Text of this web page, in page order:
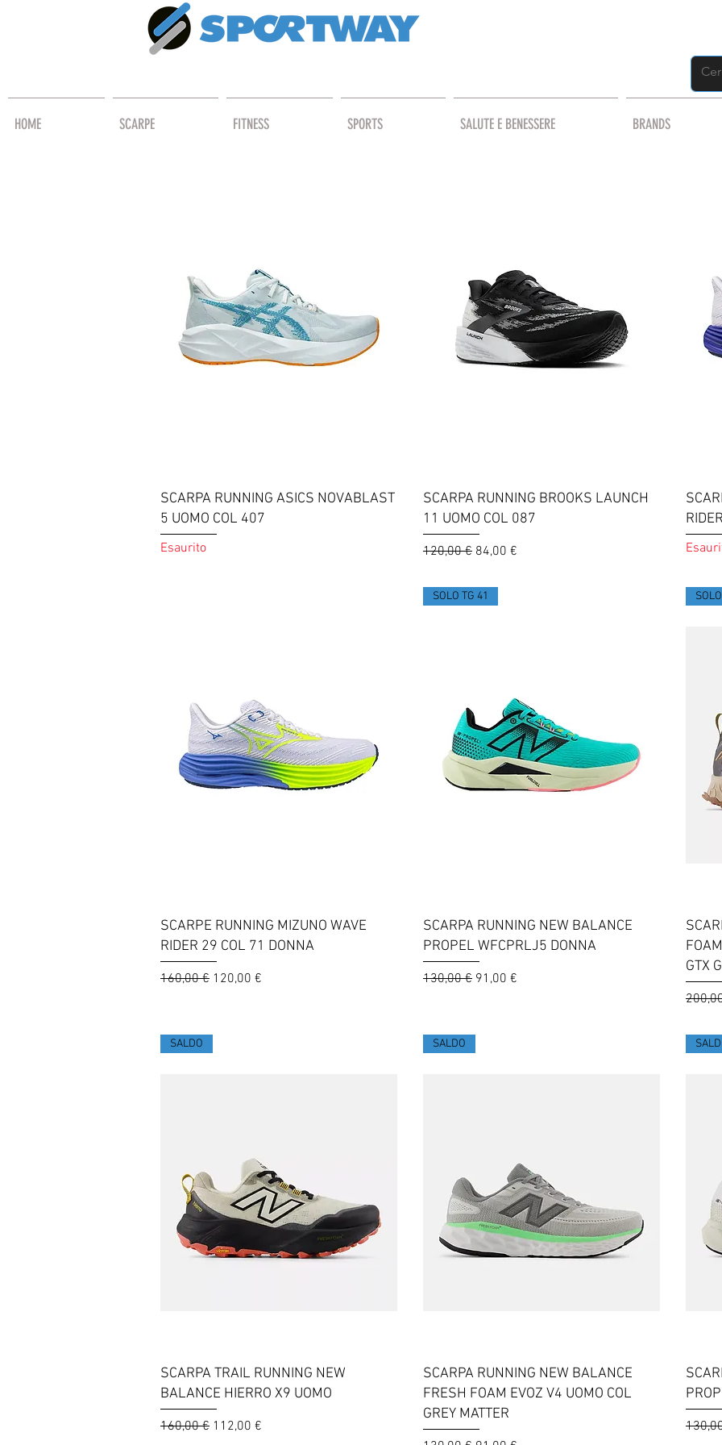
HOME SCARPE FITNESS SPORTS SALUTE E BENESSERE BRANDS
Vista rapida
SCARPA RUNNING ASICS NOVABLAST
5 UOMO COL 407
Esaurito
Vista rapida
SCARPA RUNNING BROOKS LAUNCH
11 UOMO COL 087
Prezzo regolare
120,00 € Prezzo scontato
84,00 €
Vista rapida
SCARPE RUNNING MIZUNO WAVE
RIDER 29 COL 71 DONNA
Prezzo regolare
160,00 € Prezzo scontato
120,00 €
Vista rapida
SOLO TG 41
SCARPA RUNNING NEW BALANCE
PROPEL WFCPRLJ5 DONNA
Prezzo regolare
130,00 € Prezzo scontato
91,00 €
GTX
Vista rapida
SALDO
SCARPA TRAIL RUNNING NEW
BALANCE HIERRO X9 UOMO
Prezzo regolare
160,00 € Prezzo scontato
112,00 €
Vista rapida
SALDO
SCARPA RUNNING NEW BALANCE
FRESH FOAM EVOZ V4 UOMO COL
GREY MATTER